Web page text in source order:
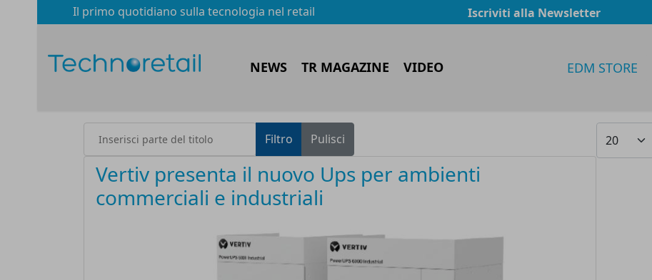
Il primo quotidiano sulla tecnologia nel retail Iscriviti alla Newsletter
NEWS TR MAGAZINE VIDEO EDM STORE
Inserisci parte del titolo
Filtro Pulisci Visualizza #
Vertiv presenta il nuovo Ups per ambienti
commerciali e industriali